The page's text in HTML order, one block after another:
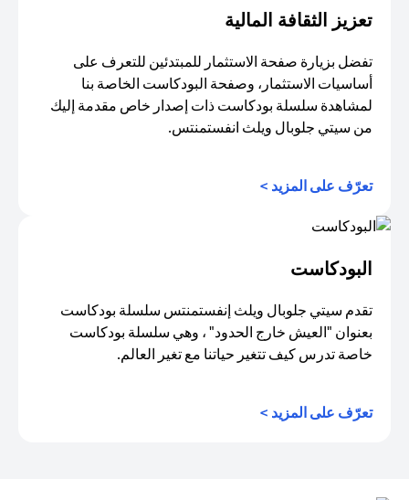
تعزيز الثقافة المالية
تفضل بزيارة صفحة الاستثمار للمبتدئين للتعرف على
أساسيات الاستثمار، وصفحة البودكاست الخاصة بنا
لمشاهدة سلسلة بودكاست ذات إصدار خاص مقدمة إليك
من سيتي جلوبال ويلث انفستمنتس.
تعرّف على المزيد >
البودكاست
تقدم سيتي جلوبال ويلث إنفستمنتس سلسلة بودكاست
بعنوان "العيش خارج الحدود" ، وهي سلسلة بودكاست
خاصة تدرس كيف تتغير حياتنا مع تغير العالم.
تعرّف على المزيد >